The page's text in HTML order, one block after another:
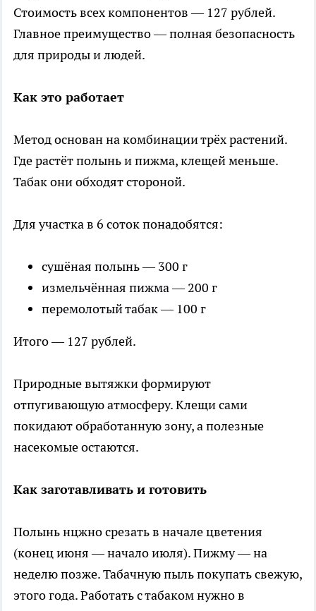
Стоимость всех компонентов — 127 рублей.
Главное преимущество — полная безопасность
для природы и людей.
Как это работает
Метод основан на комбинации трёх растений.
Где растёт полынь и пижма, клещей меньше.
Табак они обходят стороной.
Для участка в 6 соток понадобятся:
сушёная полынь — 300 г
измельчённая пижма — 200 г
перемолотый табак — 100 г
Итого — 127 рублей.
Природные вытяжки формируют
отпугивающую атмосферу. Клещи сами
покидают обработанную зону, а полезные
насекомые остаются.
Как заготавливать и готовить
Полынь нцжно срезать в начале цветения
(конец июня — начало июля). Пижму — на
неделю позже. Табачную пыль покупать свежую,
этого года. Работать с табаком нужно в